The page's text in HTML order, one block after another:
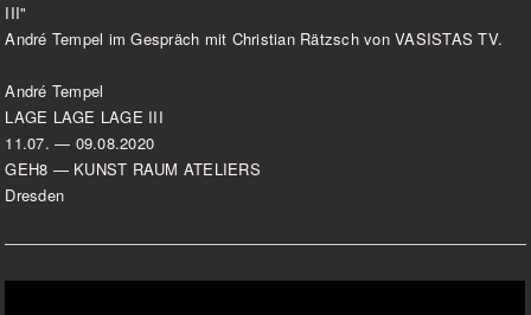
III"
André Tempel im Gespräch mit Christian Rätzsch von VASISTAS TV.
André Tempel
LAGE LAGE LAGE III
11.07. — 09.08.2020
GEH8 — KUNST RAUM ATELIERS
Dresden